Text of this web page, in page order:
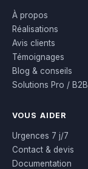
À propos
Réalisations
Avis clients
Témoignages
Blog & conseils
Solutions Pro / B2B
VOUS AIDER
Urgences 7 j/7
Contact & devis
Documentation